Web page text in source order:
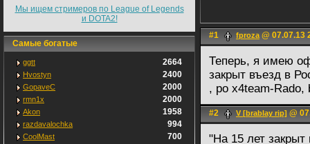
Мы ищем стримеров по League of Legends
и DOTA2!
Самые богатые
ggtt 2664
Hvostyn 2400
GopaveC 2000
rmn1x 2000
Akon 1958
razdavalochka 994
CoolMast 700
#1 fproza@ 07.07.13
Теперь, я имею
закрыт въезд в
, po x4team-
#2 V [brablay rip] @
"На 15 лет